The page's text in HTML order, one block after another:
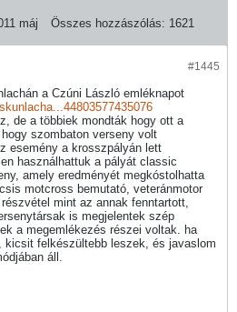
máj Összes hozzászólás: 1621
#1445
a Czúni László emléknapot
de a többiek mondták hogy ott a
szombaton verseny volt
esemény a krosszpályán lett
használhattuk a pályát classic
amely eredményét megkóstolhatta
motcross bemutató, veteránmotor
mint az annak fenntartott,
is megjelentek szép
a megemlékezés részei voltak. ha
kicsit felkészültebb leszek, és javaslom
áll.